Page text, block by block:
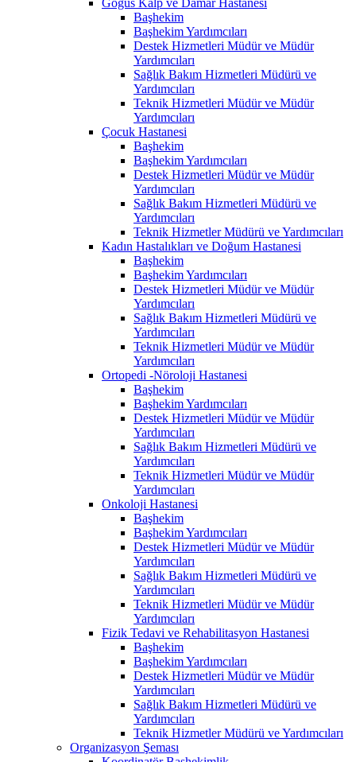
Başhekim
Başhekim Yardımcıları
Destek Hizmetleri Müdür ve Müdür
Yardımcıları
Sağlık Bakım Hizmetleri Müdürü ve
Yardımcıları
Teknik Hizmetleri Müdür ve Müdür
Yardımcıları
Çocuk Hastanesi
Başhekim
Başhekim Yardımcıları
Destek Hizmetleri Müdür ve Müdür
Yardımcıları
Sağlık Bakım Hizmetleri Müdürü ve
Yardımcıları
Teknik Hizmetler Müdürü ve Yardımcıları
Kadın Hastalıkları ve Doğum Hastanesi
Başhekim
Başhekim Yardımcıları
Destek Hizmetleri Müdür ve Müdür
Yardımcıları
Sağlık Bakım Hizmetleri Müdürü ve
Yardımcıları
Teknik Hizmetleri Müdür ve Müdür
Yardımcıları
Ortopedi -Nöroloji Hastanesi
Başhekim
Başhekim Yardımcıları
Destek Hizmetleri Müdür ve Müdür
Yardımcıları
Sağlık Bakım Hizmetleri Müdürü ve
Yardımcıları
Teknik Hizmetleri Müdür ve Müdür
Yardımcıları
Onkoloji Hastanesi
Başhekim
Başhekim Yardımcıları
Destek Hizmetleri Müdür ve Müdür
Yardımcıları
Sağlık Bakım Hizmetleri Müdürü ve
Yardımcıları
Teknik Hizmetleri Müdür ve Müdür
Yardımcıları
Fizik Tedavi ve Rehabilitasyon Hastanesi
Başhekim
Başhekim Yardımcıları
Destek Hizmetleri Müdür ve Müdür
Yardımcıları
Sağlık Bakım Hizmetleri Müdürü ve
Yardımcıları
Teknik Hizmetler Müdürü ve Yardımcıları
Organizasyon Şeması